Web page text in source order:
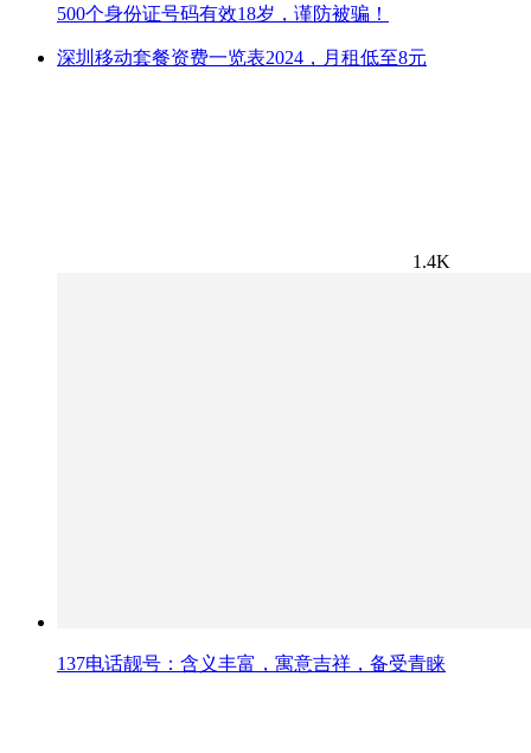
500个身份证号码有效18岁，谨防被骗！
深圳移动套餐资费一览表2024，月租低至8元
1.4K
137电话靓号：含义丰富，寓意吉祥，备受青睐